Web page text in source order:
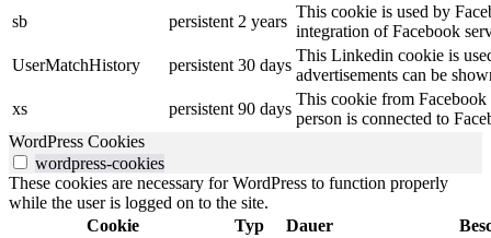
sb
persistent 2 years
This cookie is used by
integration of Facebook
UserMatchHistory
persistent 30 days
This Linkedin cookie is
advertisements can be
xs
persistent 90 days
This cookie from Facebook
person is connected to
WordPress Cookies
wordpress-cookies
These cookies are necessary for WordPress to function properly
while the user is logged on to the site.
Cookie
Typ Dauer